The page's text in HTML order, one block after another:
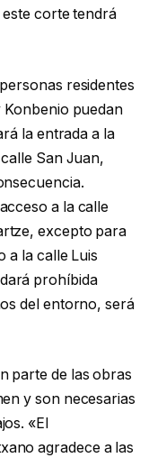
este corte tendrá
residentes
Konbenio puedan
la entrada a la
San Juan,
a la calle
excepto para
a la calle Luis
prohíbida
del entorno, será
parte de las obras
y son necesarias
«El
agradece a las